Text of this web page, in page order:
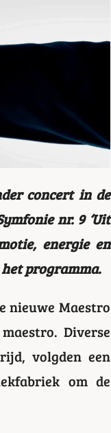
concert in de
nr. 9 ‘Uit
energie en
het programma.
nieuwe Maestro
Diverse
volgden een
om de